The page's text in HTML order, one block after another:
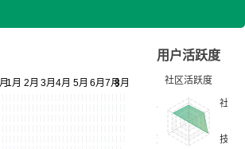
用户活跃度